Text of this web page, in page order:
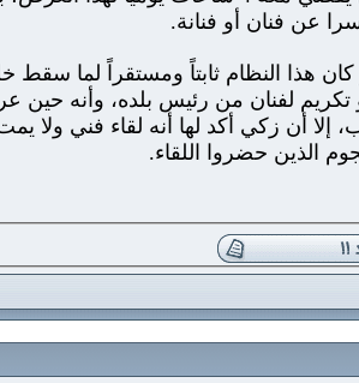
عن فنان أو فنانة.
تكريم لفنان من رئيس بلده، وأنه
أن زكي أكد لها أنه لقاء فني ولا
الذين حضروا اللقاء.